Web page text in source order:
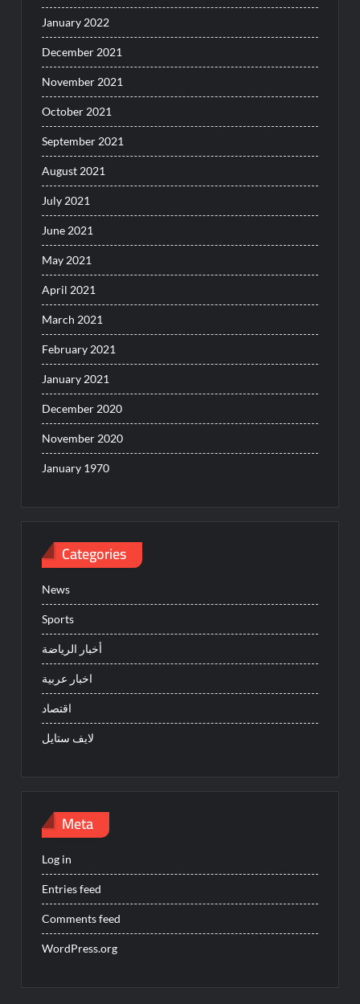
January 2022
December 2021
November 2021
October 2021
September 2021
August 2021
July 2021
June 2021
May 2021
April 2021
March 2021
February 2021
January 2021
December 2020
November 2020
January 1970
Categories
News
Sports
أخبار الرياضة
اخبار عربية
اقتصاد
لايف ستايل
Meta
Log in
Entries feed
Comments feed
WordPress.org